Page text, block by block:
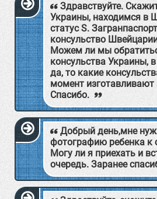
Здравствуйте.
Украины, находимся в
статус S.
консульство
Можем ли мы
консульства Украины,
да, то какие
момент изготавливают
Спасибо.
Добрый день,мне
фотографию ребенка к
Могу ли я приехать и
очередь. Заранее